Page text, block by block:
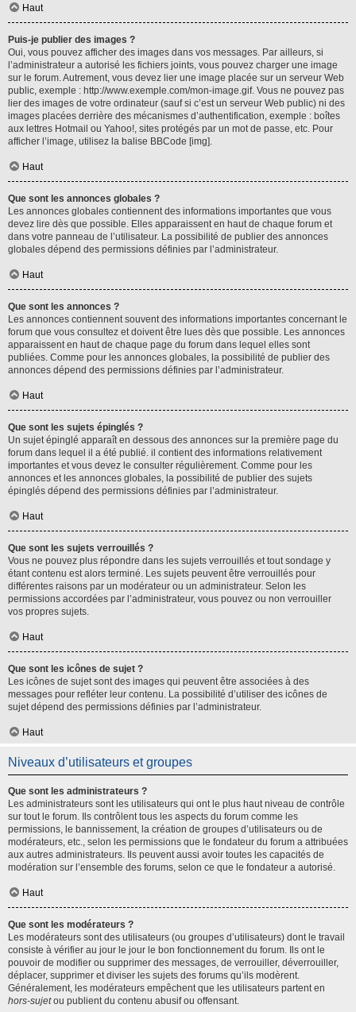
Haut
Puis-je publier des images ?
Oui, vous pouvez afficher des images dans vos messages. Par ailleurs, si
l’administrateur a autorisé les fichiers joints, vous pouvez charger une image
sur le forum. Autrement, vous devez lier une image placée sur un serveur Web
public, exemple : http://www.exemple.com/mon-image.gif. Vous ne pouvez pas
lier des images de votre ordinateur (sauf si c’est un serveur Web public) ni des
images placées derrière des mécanismes d’authentification, exemple : boîtes
aux lettres Hotmail ou Yahoo!, sites protégés par un mot de passe, etc. Pour
afficher l’image, utilisez la balise BBCode [img].
Haut
Que sont les annonces globales ?
Les annonces globales contiennent des informations importantes que vous
devez lire dès que possible. Elles apparaissent en haut de chaque forum et
dans votre panneau de l’utilisateur. La possibilité de publier des annonces
globales dépend des permissions définies par l’administrateur.
Haut
Que sont les annonces ?
Les annonces contiennent souvent des informations importantes concernant le
forum que vous consultez et doivent être lues dès que possible. Les annonces
apparaissent en haut de chaque page du forum dans lequel elles sont
publiées. Comme pour les annonces globales, la possibilité de publier des
annonces dépend des permissions définies par l’administrateur.
Haut
Que sont les sujets épinglés ?
Un sujet épinglé apparaît en dessous des annonces sur la première page du
forum dans lequel il a été publié. il contient des informations relativement
importantes et vous devez le consulter régulièrement. Comme pour les
annonces et les annonces globales, la possibilité de publier des sujets
épinglés dépend des permissions définies par l’administrateur.
Haut
Que sont les sujets verrouillés ?
Vous ne pouvez plus répondre dans les sujets verrouillés et tout sondage y
étant contenu est alors terminé. Les sujets peuvent être verrouillés pour
différentes raisons par un modérateur ou un administrateur. Selon les
permissions accordées par l’administrateur, vous pouvez ou non verrouiller
vos propres sujets.
Haut
Que sont les icônes de sujet ?
Les icônes de sujet sont des images qui peuvent être associées à des
messages pour refléter leur contenu. La possibilité d’utiliser des icônes de
sujet dépend des permissions définies par l’administrateur.
Haut
Niveaux d’utilisateurs et groupes
Que sont les administrateurs ?
Les administrateurs sont les utilisateurs qui ont le plus haut niveau de contrôle
sur tout le forum. Ils contrôlent tous les aspects du forum comme les
permissions, le bannissement, la création de groupes d’utilisateurs ou de
modérateurs, etc., selon les permissions que le fondateur du forum a attribuées
aux autres administrateurs. Ils peuvent aussi avoir toutes les capacités de
modération sur l’ensemble des forums, selon ce que le fondateur a autorisé.
Haut
Que sont les modérateurs ?
Les modérateurs sont des utilisateurs (ou groupes d’utilisateurs) dont le travail
consiste à vérifier au jour le jour le bon fonctionnement du forum. Ils ont le
pouvoir de modifier ou supprimer des messages, de verrouiller, déverrouiller,
déplacer, supprimer et diviser les sujets des forums qu’ils modèrent.
Généralement, les modérateurs empêchent que les utilisateurs partent en
hors-sujetou publient du contenu abusif ou offensant.